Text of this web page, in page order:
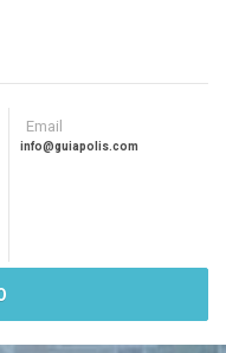
Email
info@guiapolis.com